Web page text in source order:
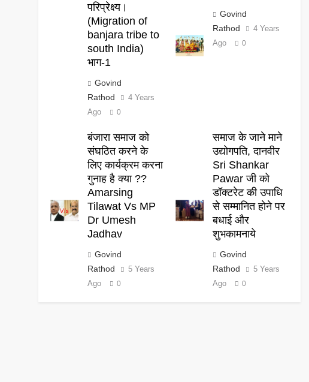
परिप्रेक्ष्य।
(Migration of
banjara tribe to
south India)
भाग-1
Govind
Rathod
4 Years
Ago
0
Govind
Rathod
4 Years
Ago
0
बंजारा समाज को
संघठित करने के
लिए कार्यक्रम करना
गुनाह है क्या ??
Amarsing
Tilawat Vs MP
Dr Umesh
Jadhav
Govind
Rathod
5 Years
Ago
0
समाज के जाने माने
उद्योगपति, दानवीर
Sri Shankar
Pawar जी को
डॉक्टरेट की उपाधि
से सम्मानित होने पर
बधाई और
शुभकामनाये
Govind
Rathod
5 Years
Ago
0